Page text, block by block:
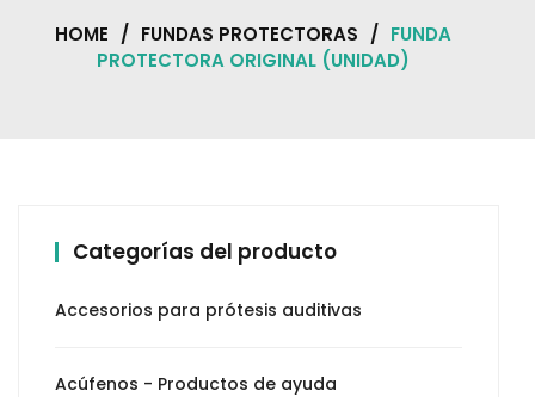
HOME / FUNDAS PROTECTORAS / FUNDA
PROTECTORA ORIGINAL (UNIDAD)
Categorías del producto
Accesorios para prótesis auditivas
Acúfenos - Productos de ayuda